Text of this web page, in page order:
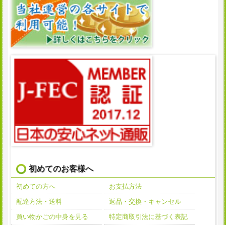
初めてのお客様へ
初めての方へ
お支払方法
配達方法・送料
返品・交換・キャンセル
買い物かごの中身を見る
特定商取引法に基づく表記